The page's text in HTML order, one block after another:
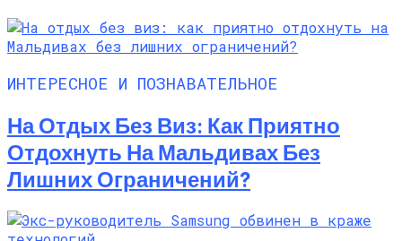
ИНТЕРЕСНОЕ И ПОЗНАВАТЕЛЬНОЕ
На Отдых Без Виз: Как Приятно
Отдохнуть На Мальдивах Без
Лишних Ограничений?